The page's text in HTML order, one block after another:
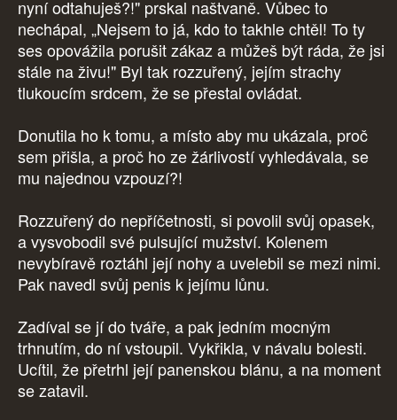
nyní odtahuješ?!" prskal naštvaně. Vůbec to
nechápal, „Nejsem to já, kdo to takhle chtěl! To ty
ses opovážila porušit zákaz a můžeš být ráda, že jsi
stále na živu!" Byl tak rozzuřený, jejím strachy
tlukoucím srdcem, že se přestal ovládat.
Donutila ho k tomu, a místo aby mu ukázala, proč
sem přišla, a proč ho ze žárlivostí vyhledávala, se
mu najednou vzpouzí?!
Rozzuřený do nepříčetnosti, si povolil svůj opasek,
a vysvobodil své pulsující mužství. Kolenem
nevybíravě roztáhl její nohy a uvelebil se mezi nimi.
Pak navedl svůj penis k jejímu lůnu.
Zadíval se jí do tváře, a pak jedním mocným
trhnutím, do ní vstoupil. Vykřikla, v návalu bolesti.
Ucítil, že přetrhl její panenskou blánu, a na moment
se zatavil.